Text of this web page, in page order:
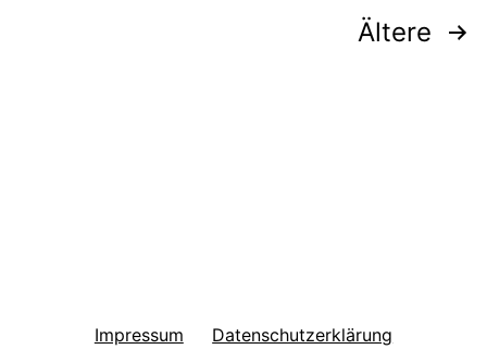
Seitennummerierung
Ältere
Impressum Datenschutzerklärung